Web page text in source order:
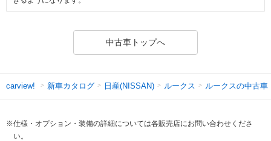
中古車トップへ
carview! 新車カタログ 日産(NISSAN) ルークス ルークスの中古車
※仕様・オプション・装備の詳細については各販売店にお問い合わせくださ
い。